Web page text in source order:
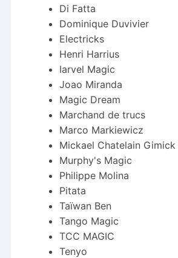
Di Fatta
Dominique Duvivier
Electricks
Henri Harrius
Iarvel Magic
Joao Miranda
Magic Dream
Marchand de trucs
Marco Markiewicz
Mickael Chatelain
Murphy's Magic
Philippe Molina
Pitata
Taïwan Ben
Tango Magic
TCC MAGIC
Tenyo